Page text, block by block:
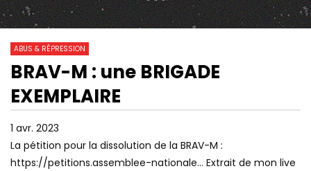
190 0
Watch Later
01:59:12
PROCÈS DE 9 CRS ACCUSÉS
D’AVOIR MATRAQUÉ DES GILETS
JAUNES DANS UN BURGER KING EN
19:49
PERMANENT
ABUS & RÉPRESSION
BRAV-M : une BRIGADE
EXEMPLAIRE
1 avr. 2023
La pétition pour la dissolution de la BRAV-M :
https://petitions.assemblee-nationale… Extrait de mon live